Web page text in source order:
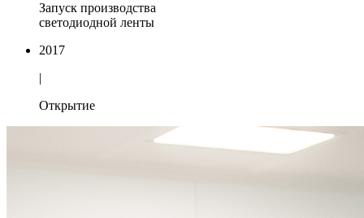
Запуск производства
светодиодной ленты
2017
|
Открытие